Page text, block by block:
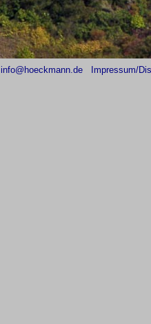
info@hoeckmann.de Impressum/